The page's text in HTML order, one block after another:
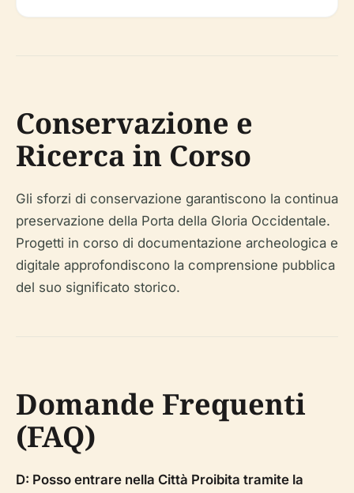
Conservazione e
Ricerca in Corso
Gli sforzi di conservazione garantiscono la continua
preservazione della Porta della Gloria Occidentale.
Progetti in corso di documentazione archeologica e
digitale approfondiscono la comprensione pubblica
del suo significato storico.
Domande Frequenti
(FAQ)
D: Posso entrare nella Città Proibita tramite la